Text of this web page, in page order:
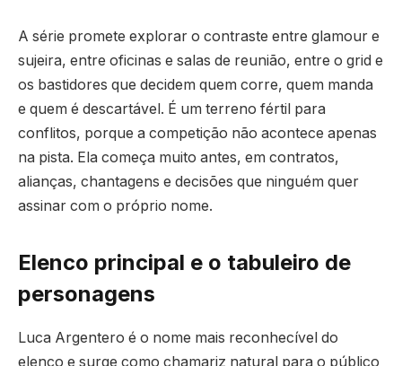
A série promete explorar o contraste entre glamour e
sujeira, entre oficinas e salas de reunião, entre o grid e
os bastidores que decidem quem corre, quem manda
e quem é descartável. É um terreno fértil para
conflitos, porque a competição não acontece apenas
na pista. Ela começa muito antes, em contratos,
alianças, chantagens e decisões que ninguém quer
assinar com o próprio nome.
Elenco principal e o tabuleiro de
personagens
Luca Argentero é o nome mais reconhecível do
elenco e surge como chamariz natural para o público